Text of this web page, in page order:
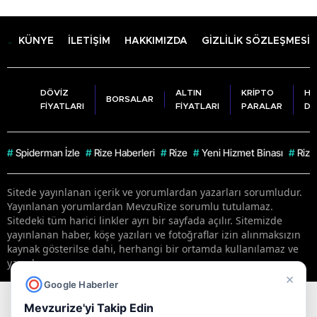
×
Google Haberler
Mevzurize'yi Takip Edin
KÜNYE İLETİŞİM HAKKIMIZDA GİZLİLİK SÖZLEŞMESİ
DÖVİZ
FİYATLARI
BORSALAR
ALTIN
FİYATLARI
KRİPTO
PARALAR
# Spiderman İzle # Rize Haberleri # Rize # Yeni Hizmet Binası #
Sitede yayınlanan içerik ve yorumlardan yazarları sorumludur.
Yayınlanan yorumlardan MevzuRize sorumlu tutulamaz.
Sitedeki tüm harici linkler ayrı bir sayfada açılır. Sitemizde
yayınlanan haber, köşe yazıları ve fotoğraflar izin alınmaksızın
kaynak gösterilse dahi, herhangi bir ortamda kullanılamaz ve
yayınlanamaz